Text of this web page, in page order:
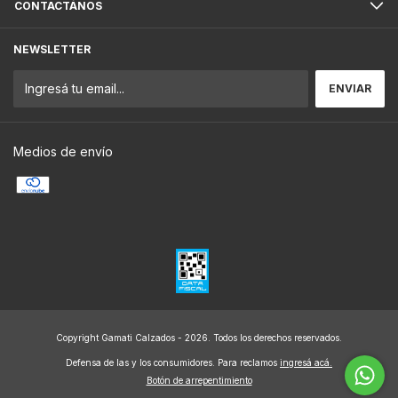
CONTACTÁNOS
NEWSLETTER
Medios de envío
Copyright Gamati Calzados - 2026. Todos los derechos reservados.
Defensa de las y los consumidores. Para reclamos ingresá acá.
Botón de arrepentimiento